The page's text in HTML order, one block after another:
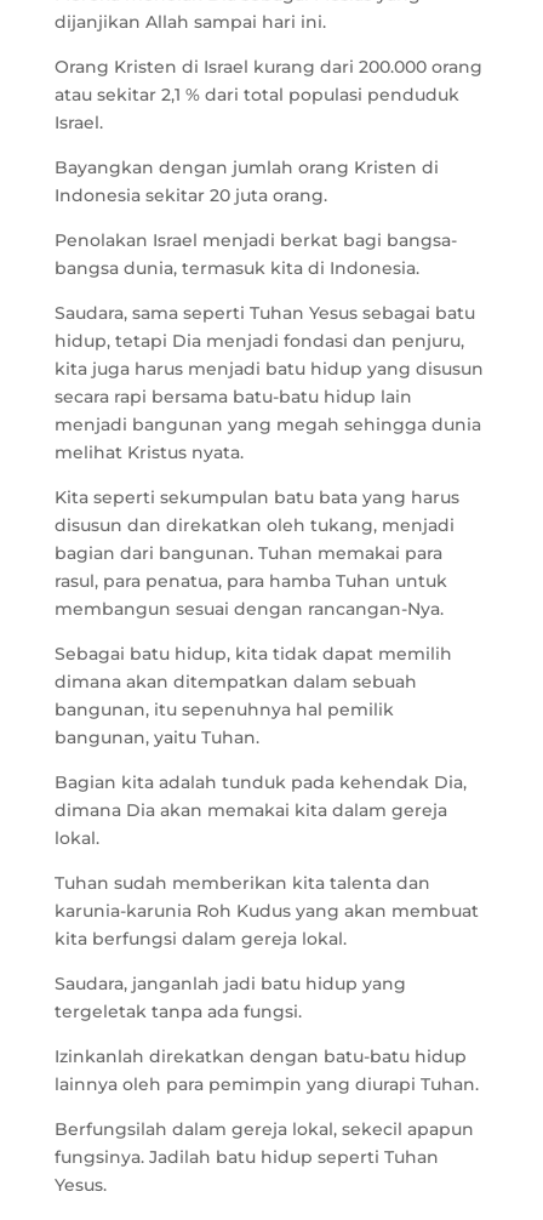
dijanjikan Allah sampai hari ini.
Orang Kristen di Israel kurang dari 200.000 orang
atau sekitar 2,1 % dari total populasi penduduk
Israel.
Bayangkan dengan jumlah orang Kristen di
Indonesia sekitar 20 juta orang.
Penolakan Israel menjadi berkat bagi bangsa-
bangsa dunia, termasuk kita di Indonesia.
Saudara, sama seperti Tuhan Yesus sebagai batu
hidup, tetapi Dia menjadi fondasi dan penjuru,
kita juga harus menjadi batu hidup yang disusun
secara rapi bersama batu-batu hidup lain
menjadi bangunan yang megah sehingga dunia
melihat Kristus nyata.
Kita seperti sekumpulan batu bata yang harus
disusun dan direkatkan oleh tukang, menjadi
bagian dari bangunan. Tuhan memakai para
rasul, para penatua, para hamba Tuhan untuk
membangun sesuai dengan rancangan-Nya.
Sebagai batu hidup, kita tidak dapat memilih
dimana akan ditempatkan dalam sebuah
bangunan, itu sepenuhnya hal pemilik
bangunan, yaitu Tuhan.
Bagian kita adalah tunduk pada kehendak Dia,
dimana Dia akan memakai kita dalam gereja
lokal.
Tuhan sudah memberikan kita talenta dan
karunia-karunia Roh Kudus yang akan membuat
kita berfungsi dalam gereja lokal.
Saudara, janganlah jadi batu hidup yang
tergeletak tanpa ada fungsi.
Izinkanlah direkatkan dengan batu-batu hidup
lainnya oleh para pemimpin yang diurapi Tuhan.
Berfungsilah dalam gereja lokal, sekecil apapun
fungsinya. Jadilah batu hidup seperti Tuhan
Yesus.